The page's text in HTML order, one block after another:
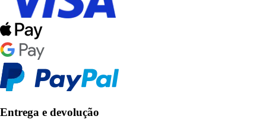
Entrega e devolução